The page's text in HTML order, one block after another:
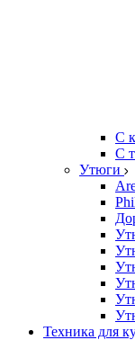
С
С
Утюги
Техника для